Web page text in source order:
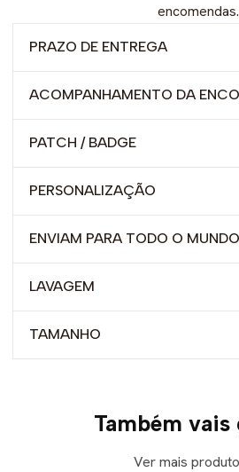
encomendas.
PRAZO DE ENTREGA
ACOMPANHAMENTO DA
PATCH / BADGE
PERSONALIZAÇÃO
ENVIAM PARA TODO O
LAVAGEM
TAMANHO
Também vais
Ver mais